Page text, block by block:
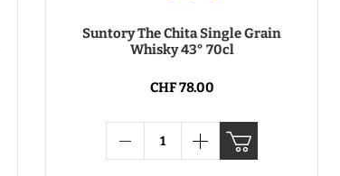
Suntory The Chita Single Grain
Whisky 43° 70cl
CHF 78.00